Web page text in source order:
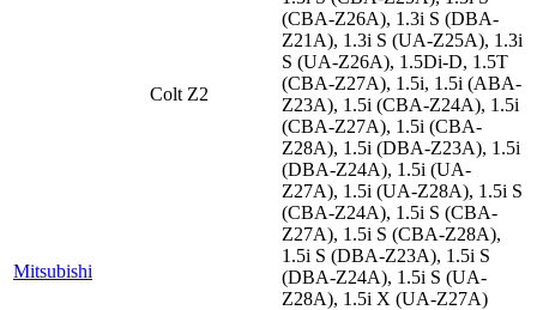
Mitsubishi
Colt Z2
(CBA-Z26A), 1.3i S (DBA-
Z21A), 1.3i S (UA-Z25A), 1.3i
S (UA-Z26A), 1.5Di-D, 1.5T
(CBA-Z27A), 1.5i, 1.5i (ABA-
Z23A), 1.5i (CBA-Z24A), 1.5i
(CBA-Z27A), 1.5i (CBA-
Z28A), 1.5i (DBA-Z23A), 1.5i
(DBA-Z24A), 1.5i (UA-
Z27A), 1.5i (UA-Z28A), 1.5i S
(CBA-Z24A), 1.5i S (CBA-
Z27A), 1.5i S (CBA-Z28A),
1.5i S (DBA-Z23A), 1.5i S
(DBA-Z24A), 1.5i S (UA-
Z28A), 1.5i X (UA-Z27A)